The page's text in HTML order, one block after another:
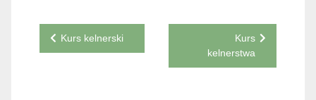
Nawigacja
Kurs kelnerski
Kurs
kelnerstwa